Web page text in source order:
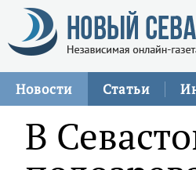
Новости Статьи
В